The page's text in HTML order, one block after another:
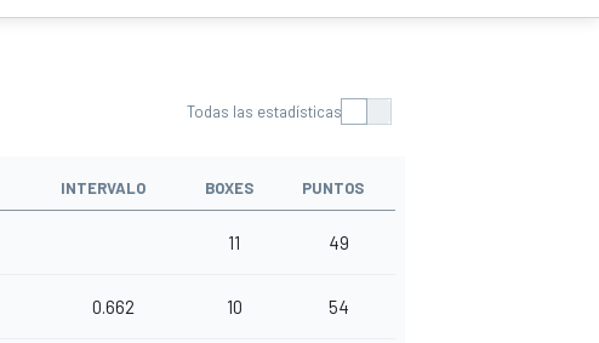
Todas las estadísticas
INTERVALO BOXES PUNTOS
11 49
0.662 10 54